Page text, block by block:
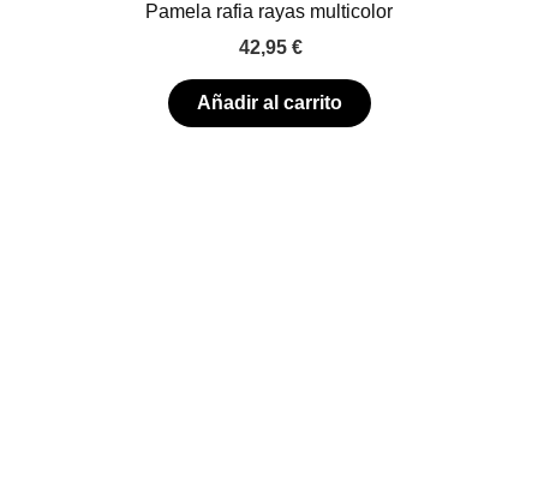
Pamela rafia rayas multicolor
42,95 €
Añadir al carrito